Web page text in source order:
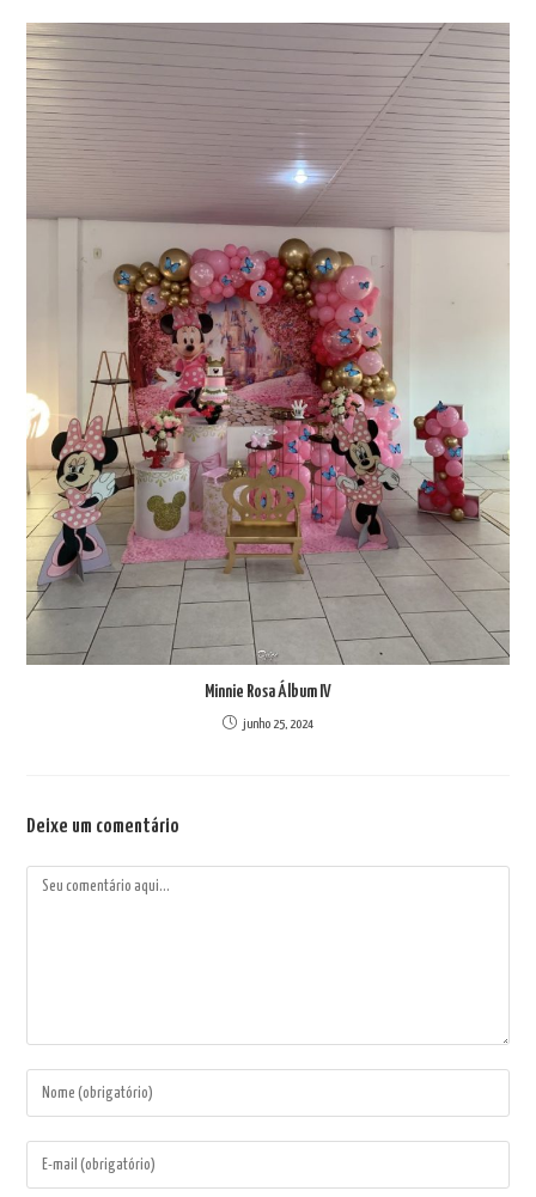
Minnie Rosa Álbum IV
junho 25, 2024
Deixe um comentário
Comentário
Digite
seu
nome
Digite
seu